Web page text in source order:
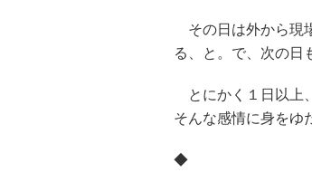
その日は外から現
る、と。で、次の日
とにかく１日以上
そんな感情に身をゆ
◆